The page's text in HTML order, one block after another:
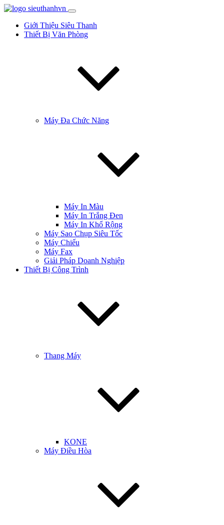
Giới Thiệu Siêu Thanh
Thiết Bị Văn Phòng
Máy Đa Chức Năng
Máy In Màu
Máy In Trắng Đen
Máy In Khổ Rộng
Máy Sao Chụp Siêu Tốc
Máy Chiếu
Máy Fax
Giải Pháp Doanh Nghiệp
Thiết Bị Công Trình
Thang Máy
KONE
Máy Điều Hòa